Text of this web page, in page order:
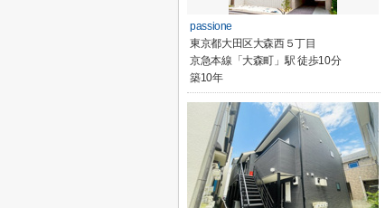
passione
東京都大田区大森西５丁目
京急本線「大森町」駅 徒歩10分
築10年